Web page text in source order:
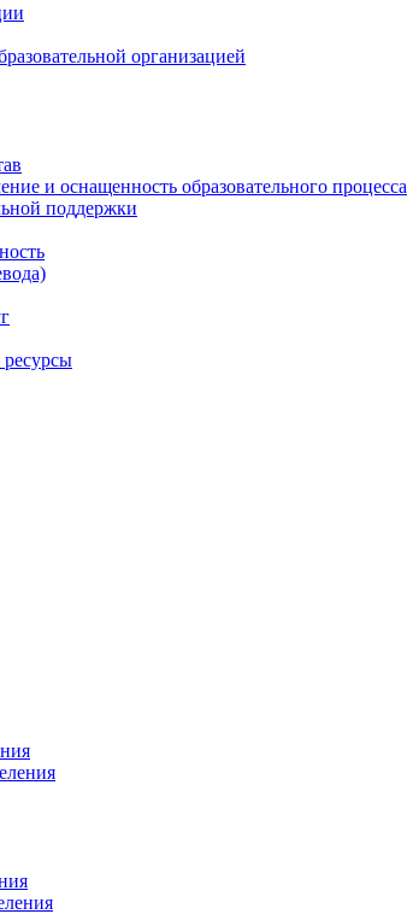
организацией
и оснащенность образовательного процесса
поддержки